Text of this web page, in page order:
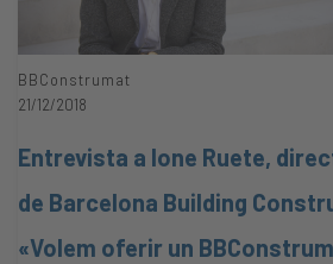
BBConstrumat
21/12/2018
Entrevista a Ione Ruete,
de Barcelona Building
«Volem oferir un